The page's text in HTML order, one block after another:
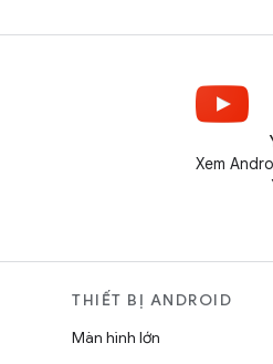
Xem
THIẾT BỊ ANDROID
Màn hình lớn